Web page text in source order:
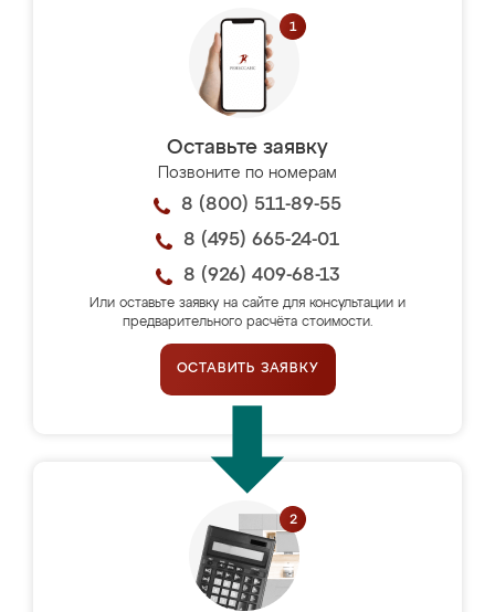
Оставьте заявку
Позвоните по номерам
8 (800) 511-89-55
8 (495) 665-24-01
8 (926) 409-68-13
Или оставьте заявку на сайте для консультации и
предварительного расчёта стоимости.
ОСТАВИТЬ ЗАЯВКУ